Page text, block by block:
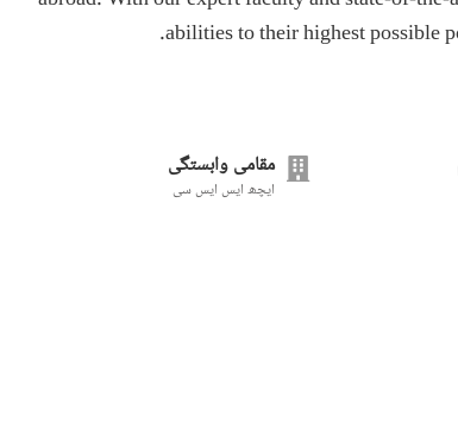
abilities to their highest possible
مقامی وابستگی
ایچھ ایس ایس سی